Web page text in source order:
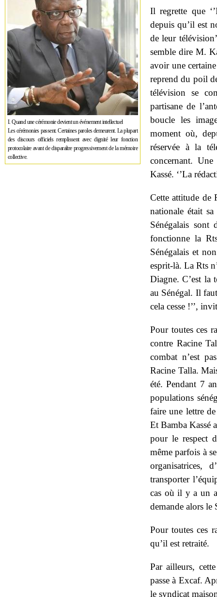
I. Quand une cérémonie devient un événement intellectuel
Les cérémonies passent. Certaines paroles demeurent. La plupart
des discours officiels remplissent avec dignité leur fonction
protocolaire avant de disparaître progressivement de la mémoire
collective.
Il regrette que
depuis qu’il est
de leur
semble dire M.
avoir une
reprend du poil
télévision se
partisane de
boucle les
moment où,
réservée à la
concernant.
Kassé. ‘’La
Cette attitude de
nationale était
Sénégalais sont
fonctionne la
Sénégalais et
esprit-là. La Rts
Diagne. C’est la
au Sénégal. Il
cela cesse !’’,
Pour toutes ces
contre Racine
combat n’est
Racine Talla.
été. Pendant 7
populations
faire une lettre
Et Bamba Kassé
pour le respect
même parfois à
organisatrices,
transporter
cas où il y a un
demande alors le
Pour toutes ces
qu’il est retraité.
Par ailleurs,
passe à Excaf.
le syndicat